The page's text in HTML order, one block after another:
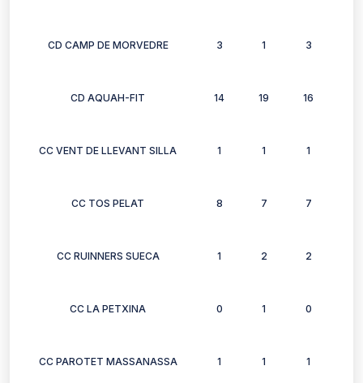
CD CAMP DE MORVEDRE 3 1 3
CD AQUAH-FIT 14 19 16
CC VENT DE LLEVANT SILLA 1 1 1
CC TOS PELAT 8 7 7
CC RUINNERS SUECA 1 2 2
CC LA PETXINA 0 1 0
CC PAROTET MASSANASSA 1 1 1